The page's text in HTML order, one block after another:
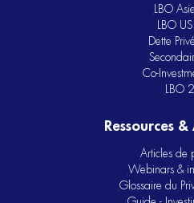
LBO
LBO
Dette
Co-
LBO 2
Ressources
Articles de
Webinars &
Glossaire du